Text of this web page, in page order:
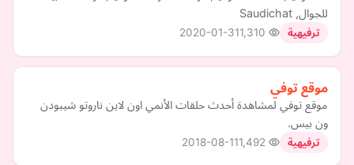
للجوال, Saudichat
ترفيهية 2020-01-31
موقع توفي
موقع توفي لمشاهدة أحدث حلقات الأنمي اون لاين ناروتو شيبودن
ون بيس.
ترفيهية 2018-08-11